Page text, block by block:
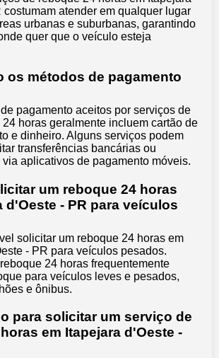
costumam atender em qualquer lugar
urbanas e suburbanas, garantindo
quer que o veículo esteja
os métodos de pagamento
pagamento aceitos por serviços de
horas geralmente incluem cartão de
e dinheiro. Alguns serviços podem
transferências bancárias ou
via aplicativos de pagamento móveis.
um reboque 24 horas
d'Oeste - PR para veículos
solicitar um reboque 24 horas em
- PR para veículos pesados.
24 horas frequentemente
para veículos leves e pesados,
e ônibus.
para solicitar um serviço de
em Itapejara d'Oeste -